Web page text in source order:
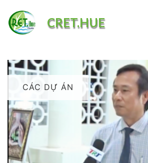
content
CRET.HUE
CÁC DỰ ÁN